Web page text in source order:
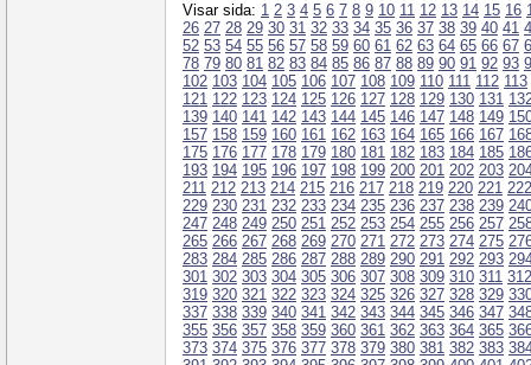
Visar sida: 1 2 3 4 5 6 7 8 9 10 11 12 13 14 15 16
26 27 28 29 30 31 32 33 34 35 36 37 38 39 40 41
52 53 54 55 56 57 58 59 60 61 62 63 64 65 66 67
78 79 80 81 82 83 84 85 86 87 88 89 90 91 92 93
102 103 104 105 106 107 108 109 110 111 112 113
121 122 123 124 125 126 127 128 129 130 131
139 140 141 142 143 144 145 146 147 148 149
157 158 159 160 161 162 163 164 165 166 167
175 176 177 178 179 180 181 182 183 184 185
193 194 195 196 197 198 199 200 201 202 203
211 212 213 214 215 216 217 218 219 220 221 222
229 230 231 232 233 234 235 236 237 238 239
247 248 249 250 251 252 253 254 255 256 257
265 266 267 268 269 270 271 272 273 274 275
283 284 285 286 287 288 289 290 291 292 293
301 302 303 304 305 306 307 308 309 310 311 312
319 320 321 322 323 324 325 326 327 328 329
337 338 339 340 341 342 343 344 345 346 347
355 356 357 358 359 360 361 362 363 364 365
373 374 375 376 377 378 379 380 381 382 383